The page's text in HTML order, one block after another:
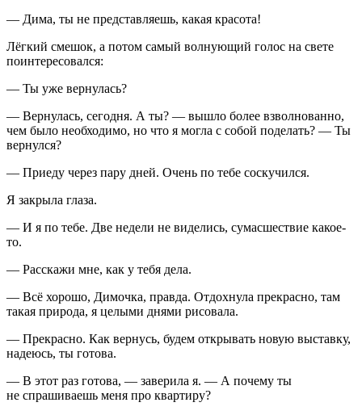
— Дима, ты не представляешь, какая красота!
Лёгкий смешок, а потом самый волнующий голос на свете
поинтересовался:
— Ты уже вернулась?
— Вернулась, сегодня. А ты? — вышло более взволнованно,
чем было необходимо, но что я могла с собой поделать? — Ты
вернулся?
— Приеду через пару дней. Очень по тебе соскучился.
Я закрыла глаза.
— И я по тебе. Две недели не виделись, сумасшествие какое-
то.
— Расскажи мне, как у тебя дела.
— Всё хорошо, Димочка, правда. Отдохнула прекрасно, там
такая природа, я целыми днями рисовала.
— Прекрасно. Как вернусь, будем открывать новую выставку,
надеюсь, ты готова.
— В этот раз готова, — заверила я. — А почему ты
не спрашиваешь меня про квартиру?